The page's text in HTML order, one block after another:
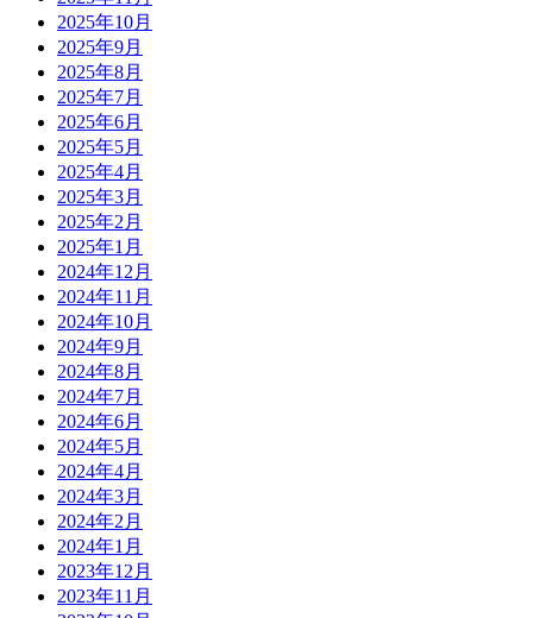
2025年10月
2025年9月
2025年8月
2025年7月
2025年6月
2025年5月
2025年4月
2025年3月
2025年2月
2025年1月
2024年12月
2024年11月
2024年10月
2024年9月
2024年8月
2024年7月
2024年6月
2024年5月
2024年4月
2024年3月
2024年2月
2024年1月
2023年12月
2023年11月